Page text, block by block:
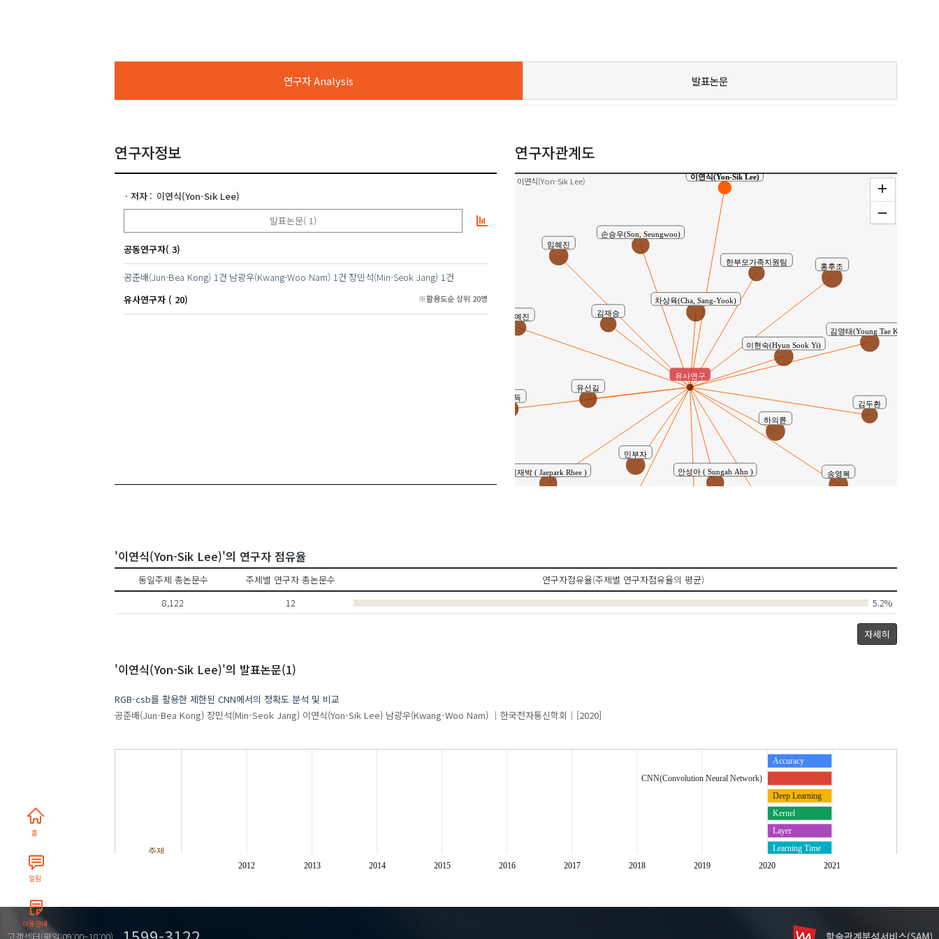
홈
알림
이용안내
연구자 Analysis 발표논문
연구자정보
저자
이연식(Yon-Sik Lee)
발표논문( 1)
공동연구자( 3)
공준배(Jun-Bea Kong) 1건 남광우(Kwang-Woo Nam) 1건 장민석(Min-Seok Jang) 1건
유사연구자 ( 20)
※활용도순 상위 20명
연구자관계도
이연식(Yon-Sik Lee)
김두환
김영태(Young Tae Kim)
김예진 김재승
류종득
민부자
손승우(Son, Seungwoo)
송영복
안성아 ( Sungah Ahn )
유선길
이재박 ( Jaepark Rhee )
이현숙(Hyun Sook Yi)
임혜진
차상육(Cha, Sang-Yook)
하의륜
한부모가족지원팀 홍후조
이연식(Yon-Sik Lee)
유사연구
'이연식(Yon-Sik Lee)'의 연구자 점유율
동일주제 총논문수 주제별 연구자 총논문수
연구자점유율(주제별 연구자점유율의 평균)
8,122
12 5.2%
자세히
'이연식(Yon-Sik Lee)'의 발표논문(1)
RGB-csb를 활용한 제한된 CNN에서의 정확도 분석 및 비교
공준배(Jun-Bea Kong) 장민석(Min-Seok Jang) 이연식(Yon-Sik Lee) 남광우(Kwang-Woo Nam) 한국전자통신학회 [2020]
2012 2013 2014 2015 2016 2017 2018 2019 2020 2021
주제
Accuracy
CNN(Convolution Neural Network)
Deep Learning
Kernel
Layer
Learning Time
딥 러닝
학습 시간